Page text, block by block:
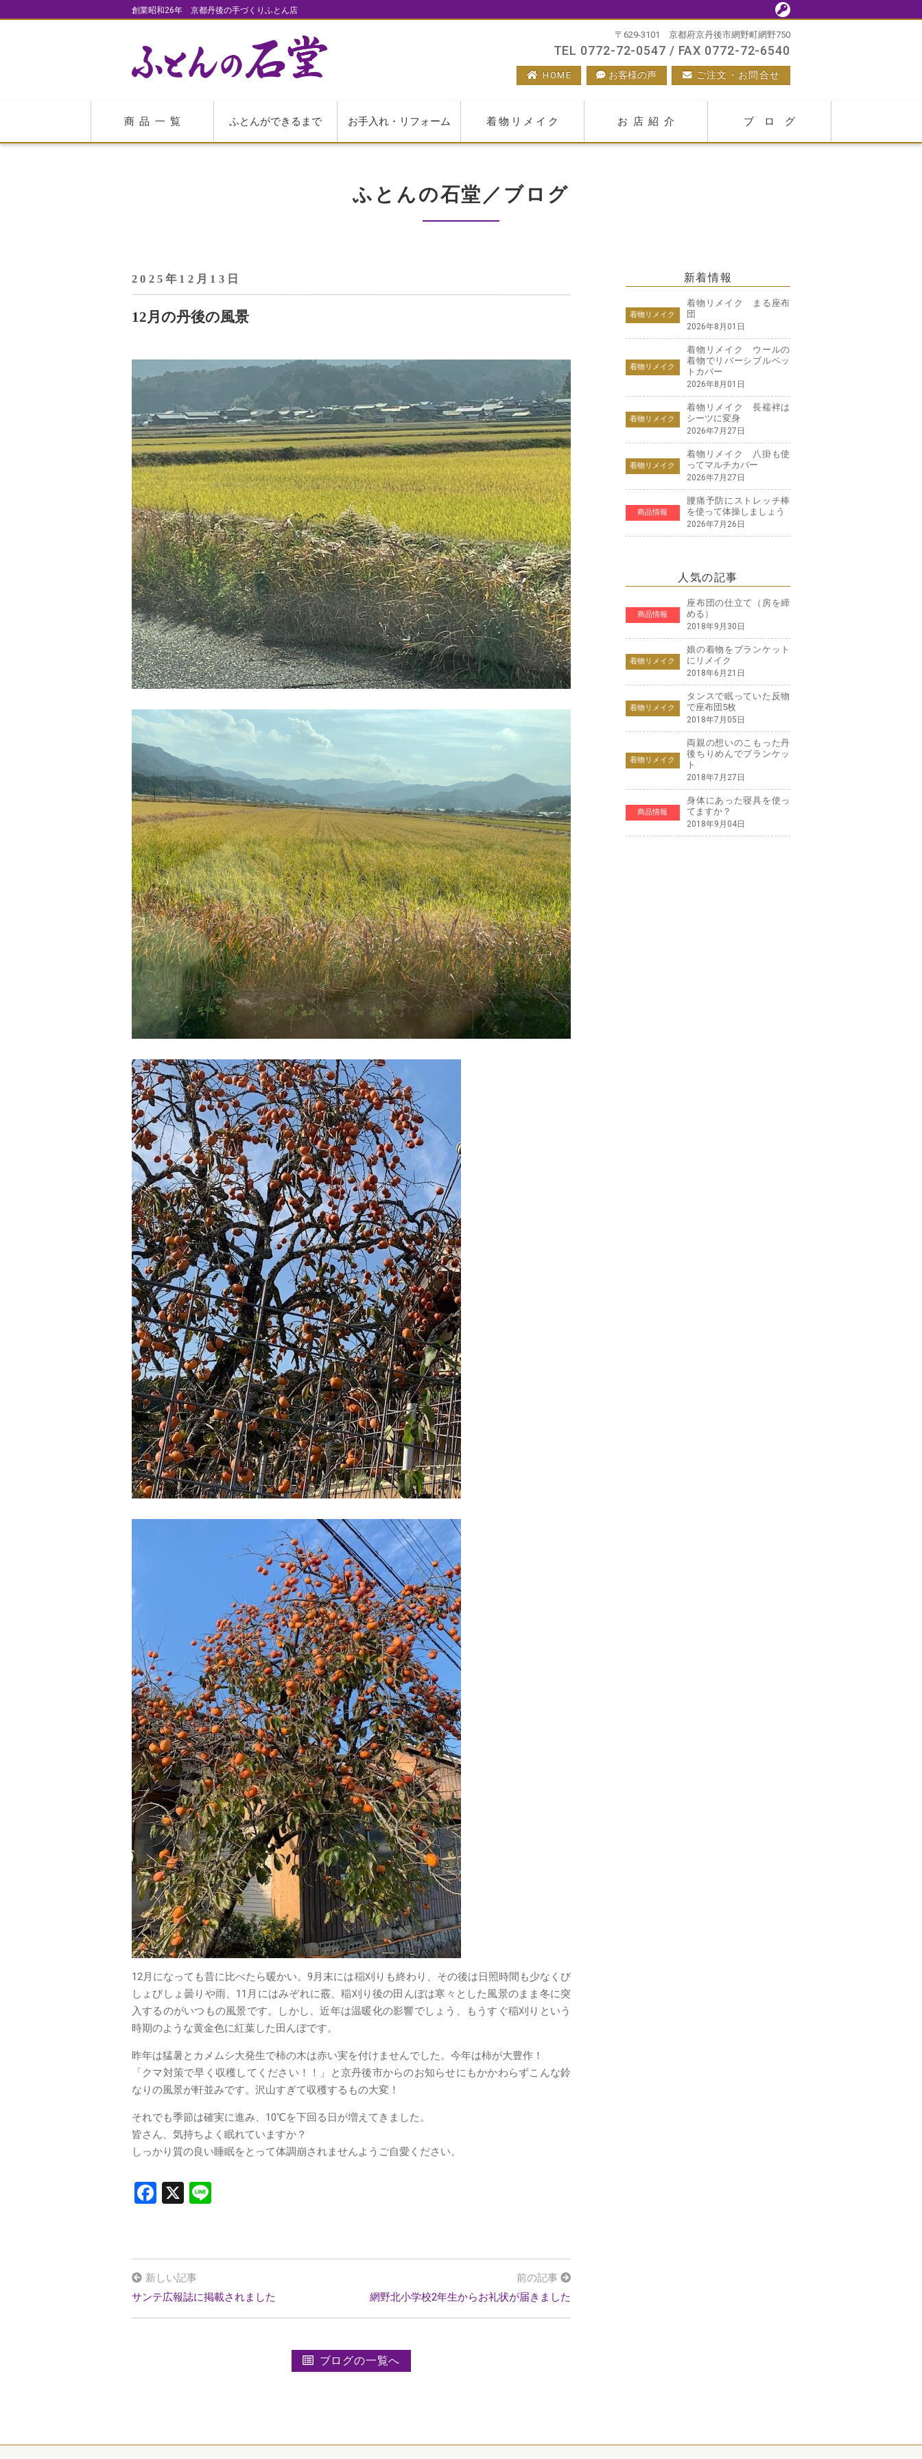
創業昭和26年 京都丹後の手づくりふとん店
〒629-3101 京都府京丹後市網野町網野750
TEL 0772-72-0547 / FAX 0772-72-6540
HOME お客様の声 ご注文・お問合せ
商品一覧 ふとんができるまで お手入れ・リフォーム 着物リメイク お店紹介 ブログ
ふとんの石堂／ブログ
2025年12月13日
12月の丹後の風景
12月になっても昔に比べたら暖かい。9月末には稲刈りも終わり、その後は日照時間も少なくび
しょびしょ曇りや雨、11月にはみぞれに霰、稲刈り後の田んぼは寒々とした風景のまま冬に突
入するのがいつもの風景です。しかし、近年は温暖化の影響でしょう、もうすぐ稲刈りという
時期のような黄金色に紅葉した田んぼです。
昨年は猛暑とカメムシ大発生で柿の木は赤い実を付けませんでした。今年は柿が大豊作！
「クマ対策で早く収穫してください！！」と京丹後市からのお知らせにもかかわらずこんな鈴
なりの風景が軒並みです。沢山すぎて収穫するもの大変！
それでも季節は確実に進み、10℃を下回る日が増えてきました。
皆さん、気持ちよく眠れていますか？
しっかり質の良い睡眠をとって体調崩されませんようご自愛ください。
F
b
o
o
k
X
新しい記事
サンテ広報誌に掲載されました
前の記事
網野北小学校2年生からお礼状が届きました
ブログの一覧へ
新着情報
着物リメイク
着物リメイク まる座布
団
2026年8月01日
着物リメイク
着物リメイク ウールの
着物でリバーシブルベッ
トカバー
2026年8月01日
着物リメイク
着物リメイク 長襦袢は
シーツに変身
2026年7月27日
着物リメイク
着物リメイク 八掛も使
ってマルチカバー
2026年7月27日
商品情報
腰痛予防にストレッチ棒
を使って体操しましょう
2026年7月26日
人気の記事
商品情報
座布団の仕立て（房を締
める）
2018年9月30日
着物リメイク
娘の着物をブランケット
にリメイク
2018年6月21日
着物リメイク
タンスで眠っていた反物
で座布団5枚
2018年7月05日
着物リメイク
両親の想いのこもった丹
後ちりめんでブランケッ
ト
2018年7月27日
商品情報
身体にあった寝具を使っ
てますか？
2018年9月04日